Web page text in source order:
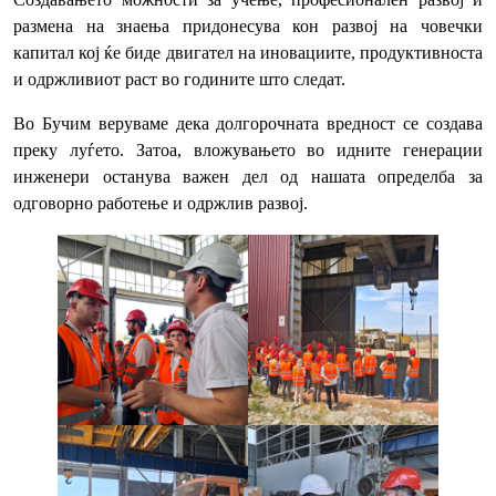
размена на знаења придонесува кон развој на човечки
капитал кој ќе биде двигател на иновациите, продуктивноста
и одржливиот раст во годините што следат.
Во Бучим веруваме дека долгорочната вредност се создава
преку луѓето. Затоа, вложувањето во идните генерации
инженери останува важен дел од нашата определба за
одговорно работење и одржлив развој.